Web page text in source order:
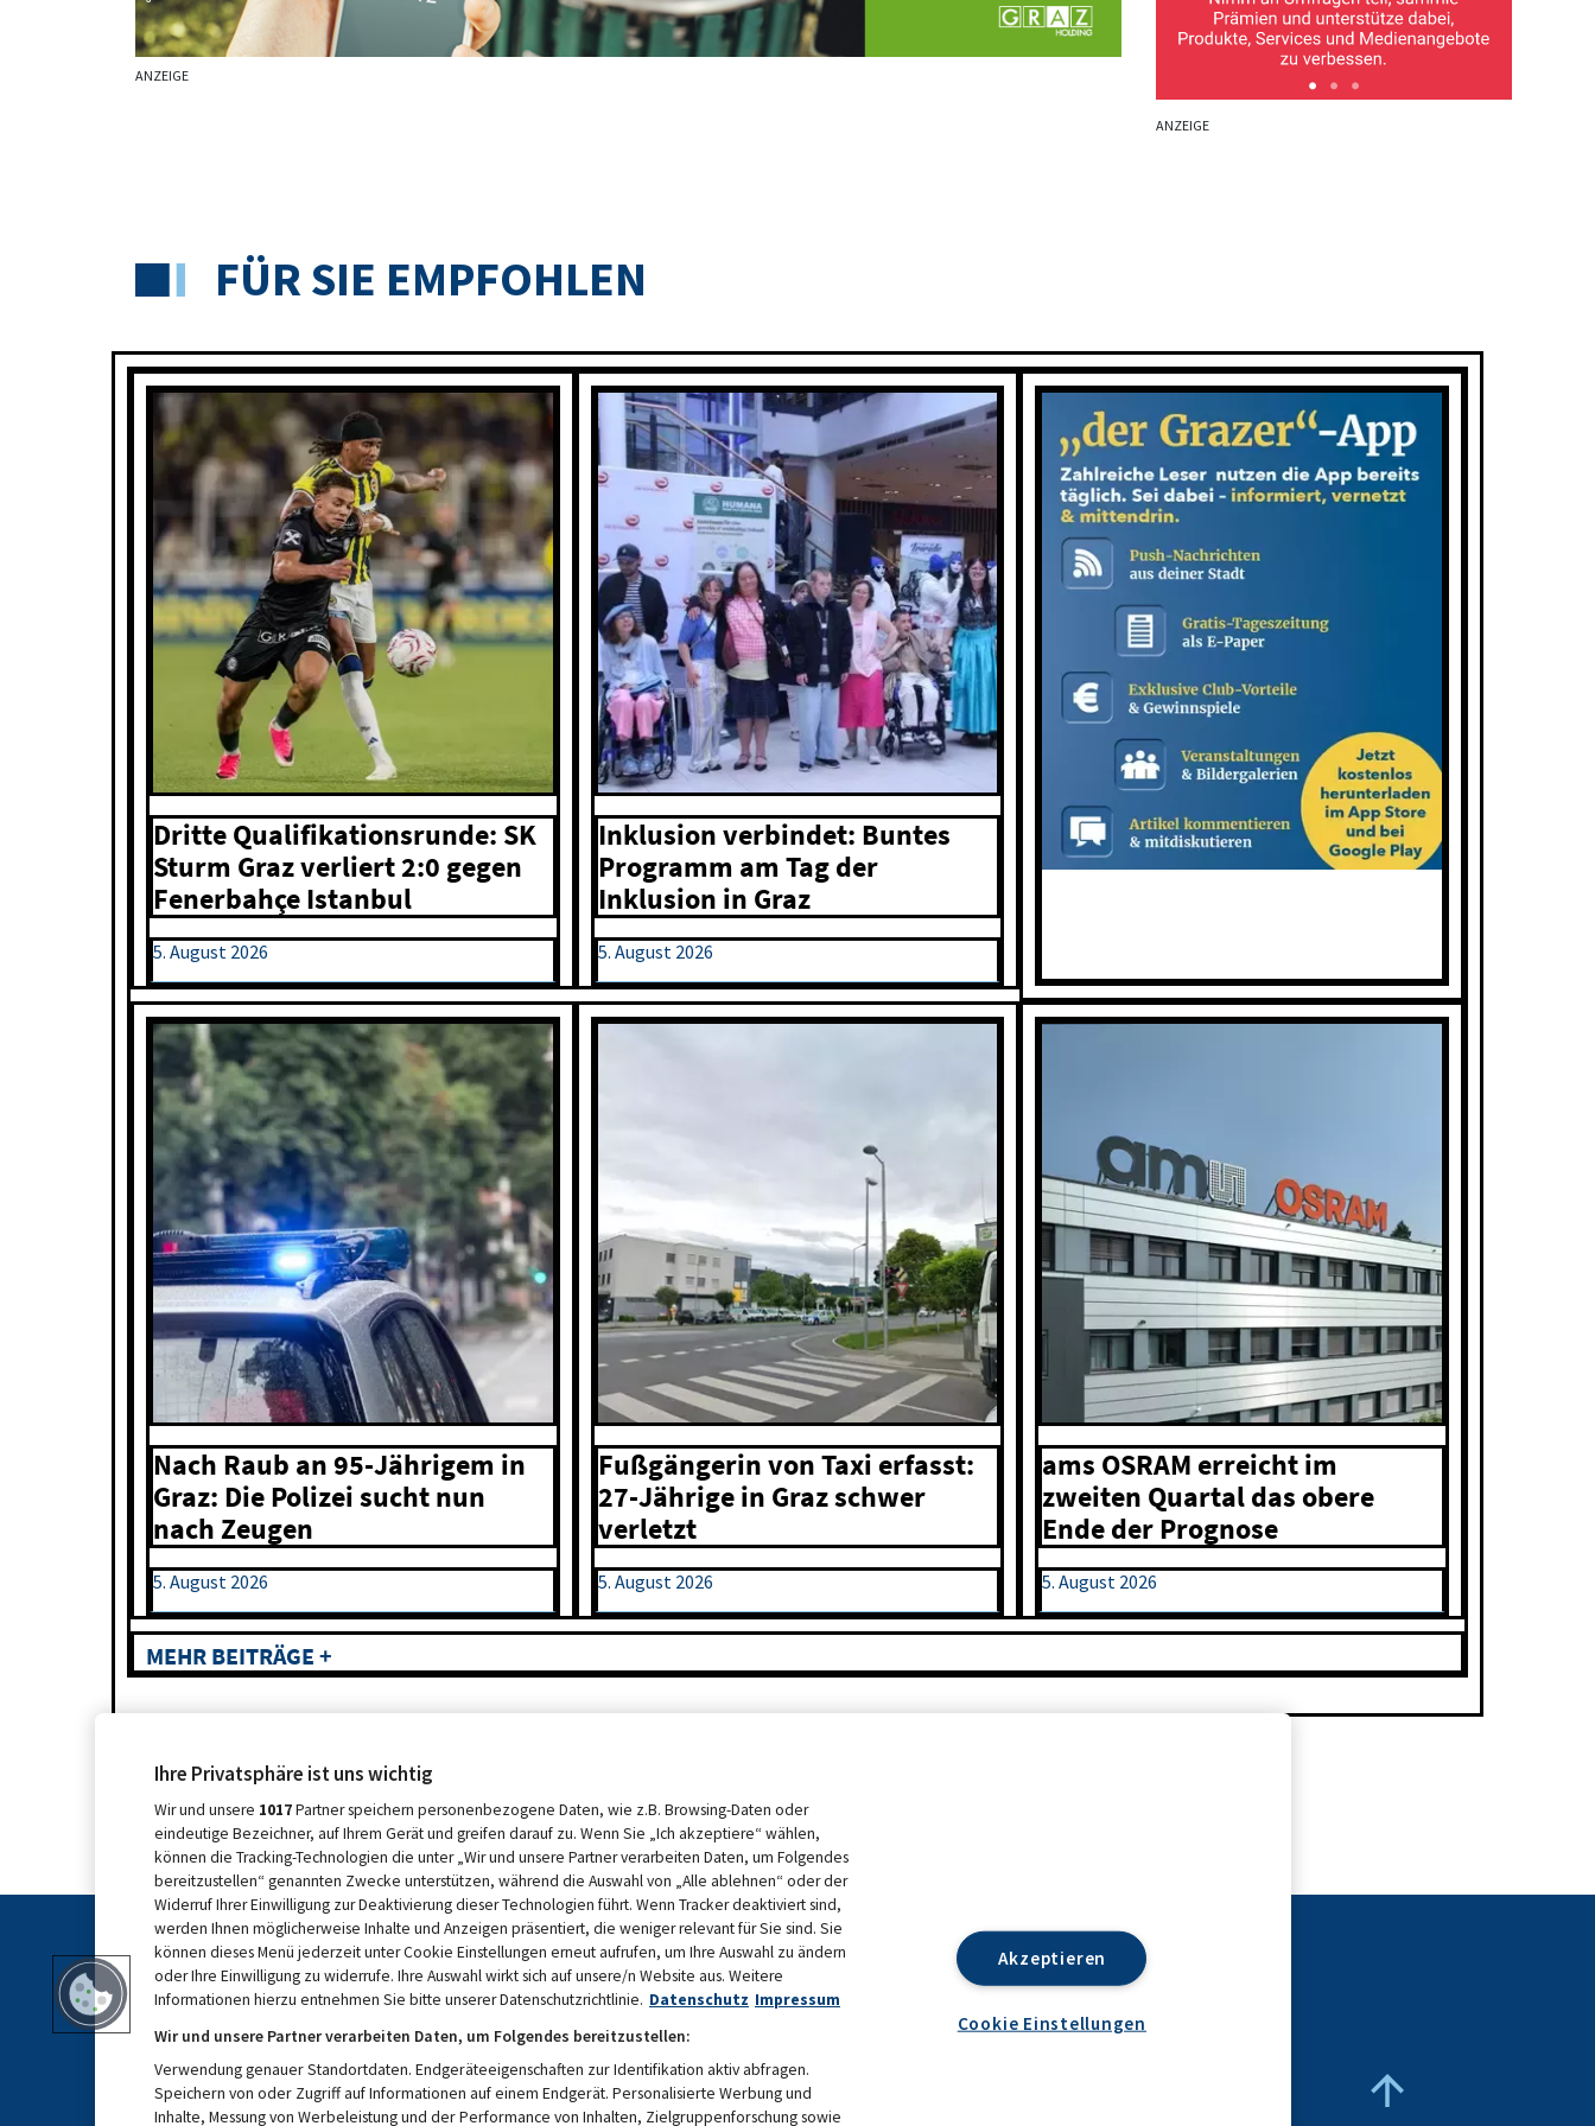
ANZEIGE
ANZEIGE
FÜR SIE EMPFOHLEN
Dritte Qualifikationsrunde: SK
Sturm Graz verliert 2:0 gegen
Fenerbahçe Istanbul
5. August 2026
Inklusion verbindet: Buntes
Programm am Tag der
Inklusion in Graz
5. August 2026
Nach Raub an 95-Jährigem in
Graz: Die Polizei sucht nun
nach Zeugen
5. August 2026
Fußgängerin von Taxi erfasst:
27-Jährige in Graz schwer
verletzt
5. August 2026
ams OSRAM erreicht im
zweiten Quartal das obere
Ende der Prognose
5. August 2026
MEHR BEITRÄGE +
KONTAKT MEDIADATEN 2026 DATENSCHUTZ
Ihre Privatsphäre ist uns wichtig
Wir und unsere 1017Partner speichern personenbezogene Daten, wie z.B. Browsing-Daten oder
eindeutige Bezeichner, auf Ihrem Gerät und greifen darauf zu. Wenn Sie „Ich akzeptiere“ wählen,
können die Tracking-Technologien die unter „Wir und unsere Partner verarbeiten Daten, um Folgendes
bereitzustellen“ genannten Zwecke unterstützen, während die Auswahl von „Alle ablehnen“ oder der
Widerruf Ihrer Einwilligung zur Deaktivierung dieser Technologien führt. Wenn Tracker deaktiviert sind,
werden Ihnen möglicherweise Inhalte und Anzeigen präsentiert, die weniger relevant für Sie sind. Sie
können dieses Menü jederzeit unter Cookie Einstellungen erneut aufrufen, um Ihre Auswahl zu ändern
oder Ihre Einwilligung zu widerrufe. Ihre Auswahl wirkt sich auf unsere/n Website aus. Weitere
Informationen hierzu entnehmen Sie bitte unserer Datenschutzrichtlinie. Datenschutz Impressum
Wir und unsere Partner verarbeiten Daten, um Folgendes bereitzustellen:
Verwendung genauer Standortdaten. Endgeräteeigenschaften zur Identifikation aktiv abfragen.
Speichern von oder Zugriff auf Informationen auf einem Endgerät. Personalisierte Werbung und
Inhalte, Messung von Werbeleistung und der Performance von Inhalten, Zielgruppenforschung sowie
Akzeptieren
Cookie Einstellungen